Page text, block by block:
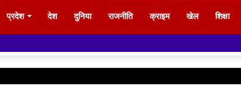
प्रदेश देश दुनिया राजनीति क्राइम खेल शिक्षा
नमस्कार हमारे न्यूज